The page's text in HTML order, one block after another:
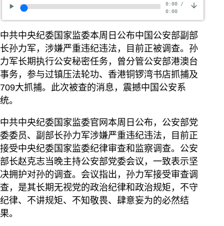
0:00/
0:00
中共中央纪委国家监委本周日公布中国公安部副部
长孙力军，涉嫌严重违纪违法，目前正被调查。孙
力军长期执行公安秘密任务，曾分管公安部港澳台
事务，参与过镇压法轮功、香港铜锣湾书店抓捕及
709大抓捕。此次被查的消息，震撼中国公安系
统。
中共中央纪委国家监委官网本周日公布，公安部党
委委员、副部长孙力军涉嫌严重违纪违法，目前正
接受中央纪委国家监委纪律审查和监察调查。公安
部长赵克志当晚主持公安部党委会议，一致表示坚
决拥护对孙的调查。会议指出，孙力军接受审查调
查，是其长期无视党的政治纪律和政治规矩，不守
纪律、不讲规矩、不知敬畏、肆意妄为的必然结
果。